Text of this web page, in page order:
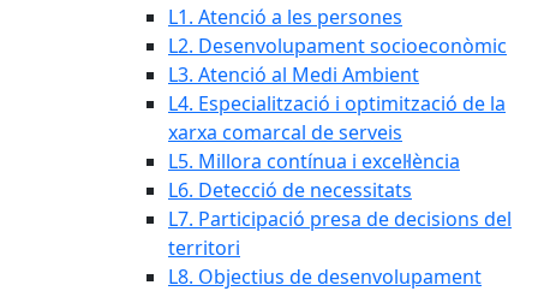
L1. Atenció a les persones
L2. Desenvolupament socioeconòmic
L3. Atenció al Medi Ambient
L4. Especialització i optimització de la
xarxa comarcal de serveis
L5. Millora contínua i excel·lència
L6. Detecció de necessitats
L7. Participació presa de decisions del
territori
L8. Objectius de desenvolupament